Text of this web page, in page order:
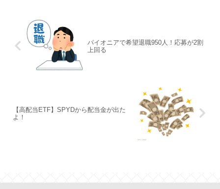
パイオニアで希望退職950人！応募が2割
上回る
【高配当ETF】SPYDから配当金が出た
よ！